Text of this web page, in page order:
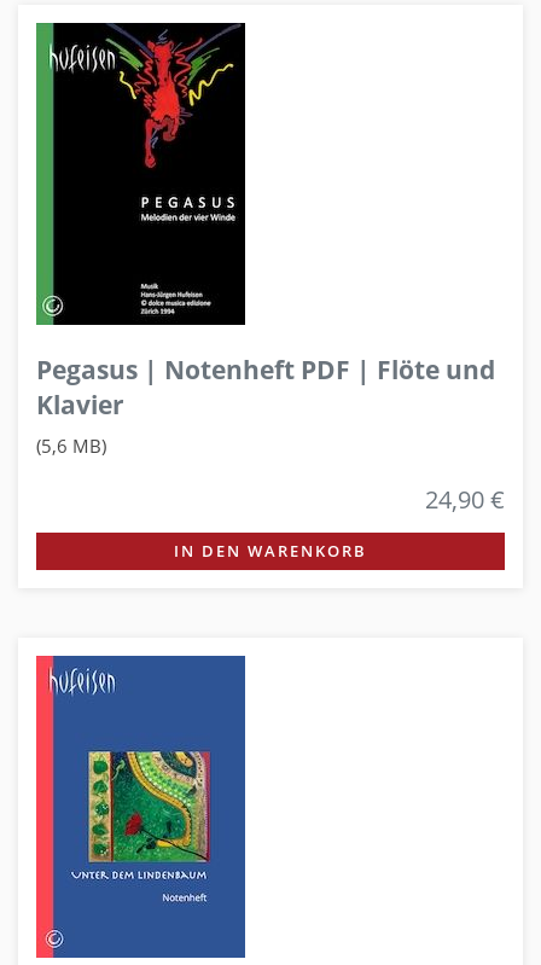
Pegasus | Notenheft PDF | Flöte und
Klavier
(5,6 MB)
24,90 €
IN DEN WARENKORB